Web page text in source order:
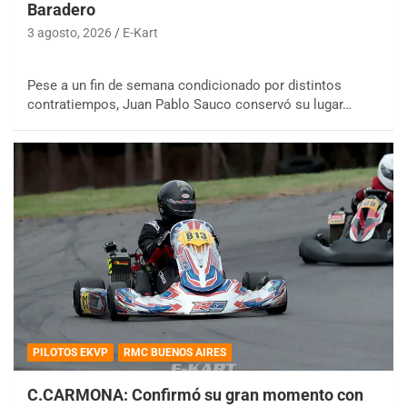
Baradero
3 agosto, 2026 E-Kart
Pese a un fin de semana condicionado por distintos
contratiempos, Juan Pablo Sauco conservó su lugar…
PILOTOS EKVP RMC BUENOS AIRES
C.CARMONA: Confirmó su gran momento con